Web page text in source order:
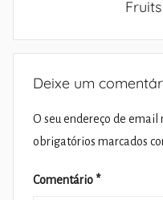
Deixe um
O seu endereço de email
obrigatórios marcados
Comentário *